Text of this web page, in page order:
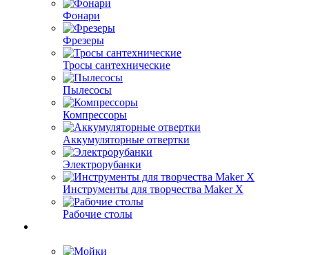
Фонари
Фрезеры
Тросы сантехнические
Пылесосы
Компрессоры
Аккумуляторные отвертки
Электрорубанки
Инструменты для творчества Maker X
Рабочие столы